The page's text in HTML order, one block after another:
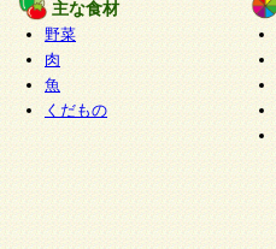
主な食材
野菜
肉
魚
くだもの